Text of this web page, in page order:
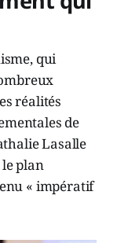
qui
réalités
de
Lasalle
plan
« impératif